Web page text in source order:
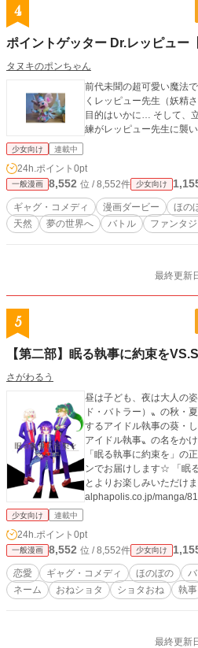
4
ポイントゲッター Dr.レッピュー
タヌキのポンちゃん
前代未聞の超可愛い魔法
くレッピュー先生（妖精さ
目的はいかに… そして、立ち塞がる大きな悪の壁… 最大の試
練がレッピュー先生に襲い
少女向け 連載中
24h.ポイント 0pt
一般漫画 8,552 位 / 8,552件 少女向け
ギャグ・コメディ 漫画ダービー ほの
天然
夢の世界へ バトル ファンタ
最終更新
5
【第二部】眠る執事に約束を
さがわるう
昼は子ども、夜は大人の
ド・バトラー）〟の秋・
するアイドル執事の葵・
アイドル執事〟の名をか
「眠る執事に約束を」の
ンでお届けします☆ 「眠る執事に約束を」を読んでいただく
とよりお楽しみいただけ
alphapolis.co.jp/manga/
少女向け 連載中
24h.ポイント 0pt
一般漫画 8,552 位 / 8,552件 少女向け
恋愛 ギャグ・コメディ ほのぼの
ネーム
おねショタ ショタおね 執事
最終更新